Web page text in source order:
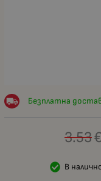
Безплатна
3.53
В